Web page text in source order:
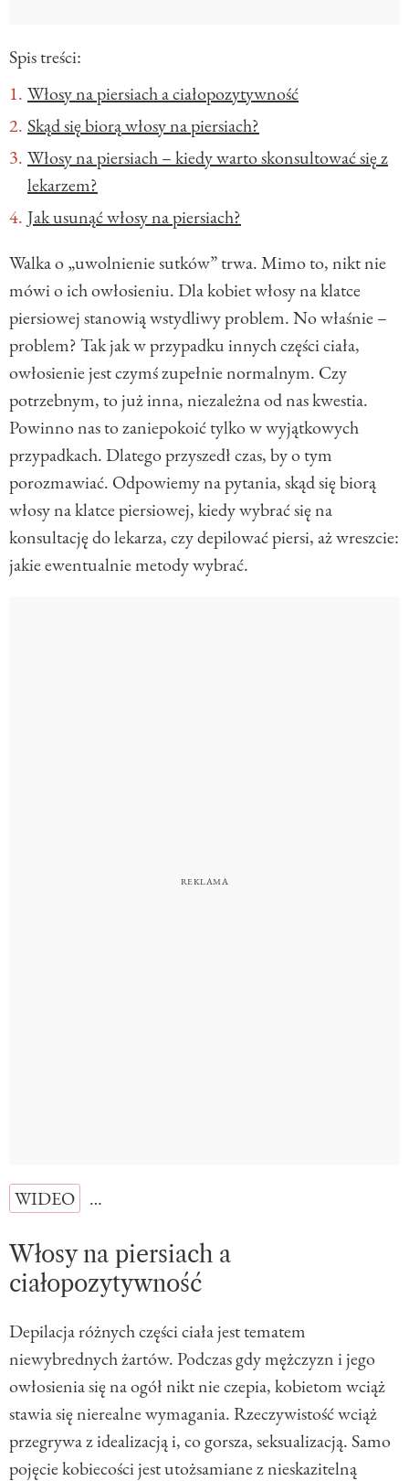
Spis treści:
Włosy na piersiach a ciałopozytywność
Skąd się biorą włosy na piersiach?
Włosy na piersiach – kiedy warto skonsultować się z
lekarzem?
Jak usunąć włosy na piersiach?
Walka o „uwolnienie sutków” trwa. Mimo to, nikt nie
mówi o ich owłosieniu. Dla kobiet włosy na klatce
piersiowej stanowią wstydliwy problem. No właśnie –
problem? Tak jak w przypadku innych części ciała,
owłosienie jest czymś zupełnie normalnym. Czy
potrzebnym, to już inna, niezależna od nas kwestia.
Powinno nas to zaniepokoić tylko w wyjątkowych
przypadkach. Dlatego przyszedł czas, by o tym
porozmawiać. Odpowiemy na pytania, skąd się biorą
włosy na klatce piersiowej, kiedy wybrać się na
konsultację do lekarza, czy depilować piersi, aż wreszcie:
jakie ewentualnie metody wybrać.
WIDEO …
Włosy na piersiach a
ciałopozytywność
Depilacja różnych części ciała jest tematem
niewybrednych żartów. Podczas gdy mężczyzn i jego
owłosienia się na ogół nikt nie czepia, kobietom wciąż
stawia się nierealne wymagania. Rzeczywistość wciąż
przegrywa z idealizacją i, co gorsza, seksualizacją. Samo
pojęcie kobiecości jest utożsamiane z nieskazitelną